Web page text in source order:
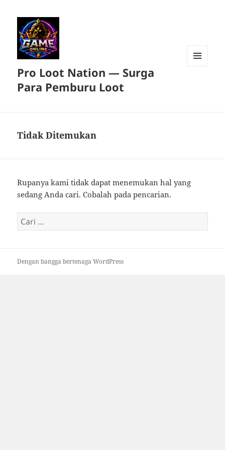
Pro Loot Nation — Surga
Para Pemburu Loot
Tidak Ditemukan
Rupanya kami tidak dapat menemukan hal yang
sedang Anda cari. Cobalah pada pencarian.
Cari
untuk:
Dengan bangga bertenaga WordPress